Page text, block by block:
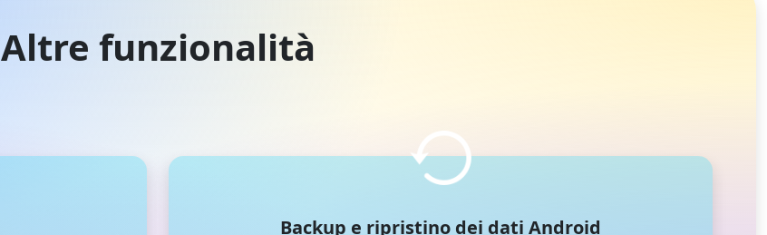
Altre funzionalità
Backup e ripristino dei dati Android